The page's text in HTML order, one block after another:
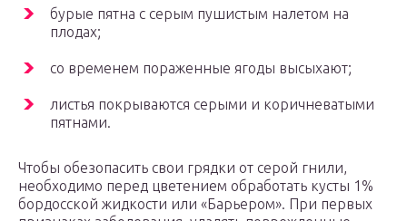
бурые пятна с серым пушистым налетом на
плодах;
со временем пораженные ягоды высыхают;
листья покрываются серыми и коричневатыми
пятнами.
Чтобы обезопасить свои грядки от серой гнили,
необходимо перед цветением обработать кусты 1%
бордосской жидкости или «Барьером». При первых